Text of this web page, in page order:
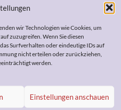
wir Technologien wie Cookies, um
zuzugreifen. Wenn Sie diesen
Surfverhalten oder eindeutige IDs auf
nicht erteilen oder zurückziehen,
werden.
Einstellungen anschauen